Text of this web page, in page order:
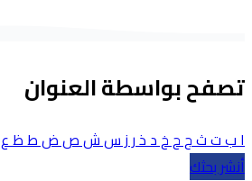
تصفح بواسطة العنوان
ابتثجحخدذرزسشصضطظ
أنشر بحثك